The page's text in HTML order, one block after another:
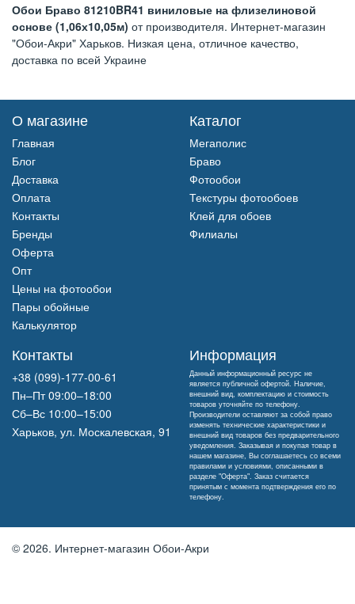
Обои Браво 81210BR41 виниловые на флизелиновой
основе (1,06х10,05м) от производителя. Интернет-магазин
"Обои-Акри" Харьков. Низкая цена, отличное качество,
доставка по всей Украине
О магазине
Главная
Блог
Доставка
Оплата
Контакты
Бренды
Оферта
Опт
Цены на фотообои
Пары обойные
Калькулятор
Каталог
Мегаполис
Браво
Фотообои
Текстуры фотообоев
Клей для обоев
Филиалы
Контакты
+38 (099)-177-00-61
Пн–Пт 09:00–18:00
Сб–Вс 10:00–15:00
Харьков, ул. Москалевская, 91
Информация
Данный информационный ресурс не
является публичной офертой. Наличие,
внешний вид, комплектацию и стоимость
товаров уточняйте по телефону.
Производители оставляют за собой право
изменять технические характеристики и
внешний вид товаров без предварительного
уведомления. Заказывая и покупая товар в
нашем магазине, Вы соглашаетесь со всеми
правилами и условиями, описанными в
разделе "Оферта". Заказ считается
принятым с момента подтверждения его по
телефону.
© 2026. Интернет-магазин Обои-Акри